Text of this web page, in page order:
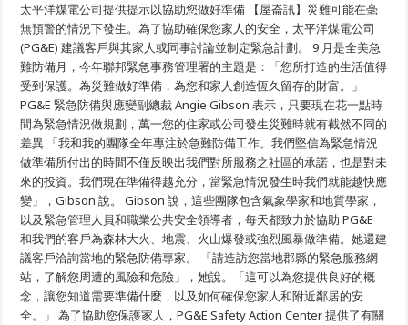
全
美
急
難
防
備
月
期
間
（以
及
全
年
內），
協
助
您
的
家
人
為
萬
一
太平洋煤電公司提供提示以協助您做好準備 【屋崙訊】災難可能在毫
無預警的情況下發生。為了協助確保您家人的安全，太平洋煤電公司
(PG&E) 建議客戶與其家人或同事討論並制定緊急計劃。 9 月是全美急
難防備月，今年聯邦緊急事務管理署的主題是：「您所打造的生活值得
受到保護。為災難做好準備，為您和家人創造恆久留存的財富。」
PG&E 緊急防備與應變副總裁 Angie Gibson 表示，只要現在花一點時
間為緊急情況做規劃，萬一您的住家或公司發生災難時就有截然不同的
差異 「我和我的團隊全年專注於急難防備工作。我們堅信為緊急情況
做準備所付出的時間不僅反映出我們對所服務之社區的承諾，也是對未
來的投資。我們現在準備得越充分，當緊急情況發生時我們就能越快應
變」，Gibson 說。 Gibson 說，這些團隊包含氣象學家和地質學家，
以及緊急管理人員和職業公共安全領導者，每天都致力於協助 PG&E
和我們的客戶為森林大火、地震、火山爆發或強烈風暴做準備。她還建
議客戶洽詢當地的緊急防備專家。 「請造訪您當地郡縣的緊急服務網
站，了解您周遭的風險和危險」，她說。「這可以為您提供良好的概
念，讓您知道需要準備什麼，以及如何確保您家人和附近鄰居的安
全。」 為了協助您保護家人，PG&E Safety Action Center 提供了有關